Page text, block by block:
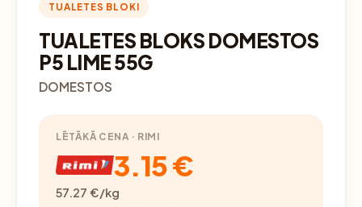
TUALETES BLOKI
TUALETES BLOKS DOMESTOS
P5 LIME 55G
DOMESTOS
LĒTĀKĀ CENA · RIMI
3.15 €
57.27 €/kg